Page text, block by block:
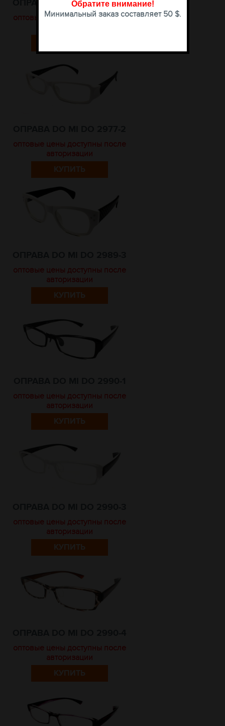
ОПРАВА DO MI DO 2972-8
оптовые цены доступны после
оптовые цены доступны после
авторизации
КУПИТЬ
оптовые цены доступны после
авторизации
КУПИТЬ
оптовые цены доступны после
авторизации
КУПИТЬ
оптовые цены доступны после
авторизации
КУПИТЬ
оптовые цены доступны после
авторизации
КУПИТЬ
Обратите внимание!
Минимальный заказ составляет 50 $.